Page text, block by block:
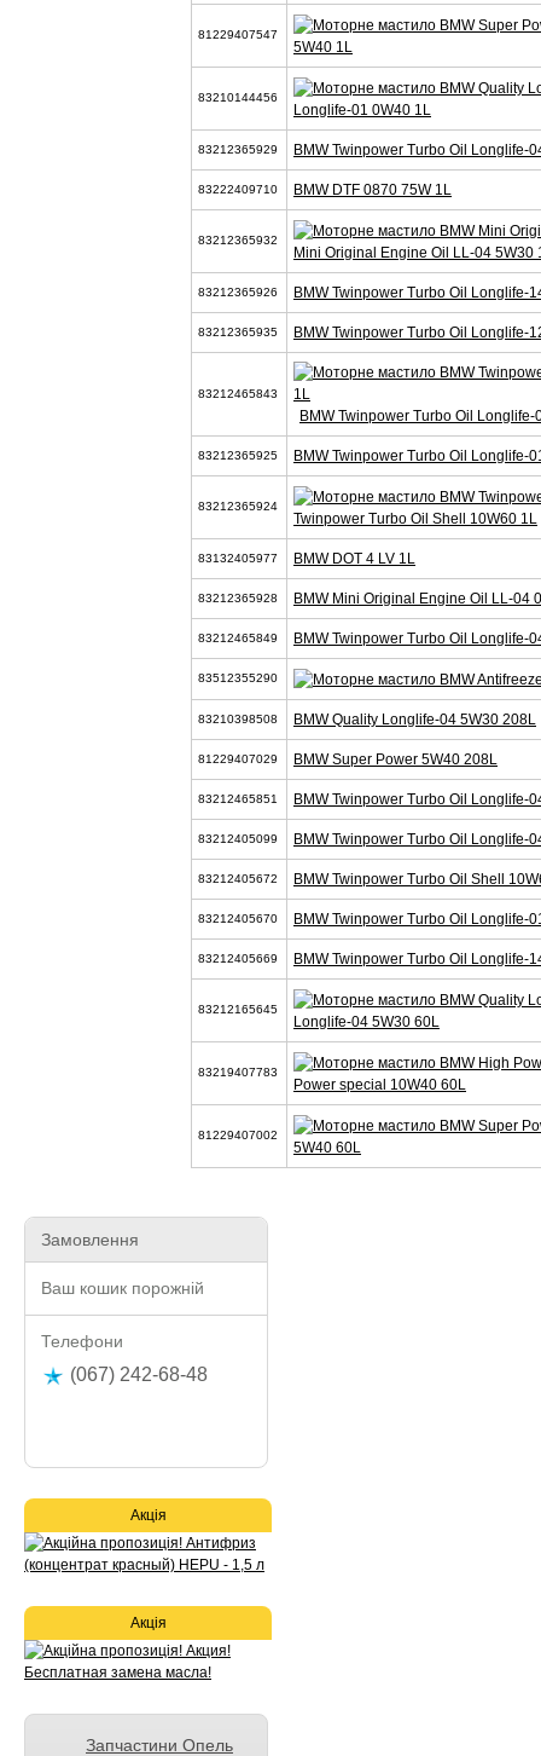
81229407547
5W40 1L
83210144456
Longlife-01 0W40 1L
83212365929 BMW Twinpower Turbo Oil Longlife-
83222409710 BMW DTF 0870 75W 1L
83212365932
Mini Original Engine Oil LL-04 5W30
83212365926 BMW Twinpower Turbo Oil Longlife-
83212365935 BMW Twinpower Turbo Oil Longlife-
83212465843
BMW Twinpower Turbo Oil
83212365925 BMW Twinpower Turbo Oil Longlife-
83212365924
Twinpower Turbo Oil Shell 10W60 1L
83132405977 BMW DOT 4 LV 1L
83212365928 BMW Mini Original Engine Oil LL-04
83212465849 BMW Twinpower Turbo Oil Longlife-
83512355290
83210398508 BMW Quality Longlife-04 5W30 208L
81229407029 BMW Super Power 5W40 208L
83212465851 BMW Twinpower Turbo Oil Longlife-
83212405099 BMW Twinpower Turbo Oil Longlife-
83212405672 BMW Twinpower Turbo Oil Shell
83212405670 BMW Twinpower Turbo Oil Longlife-
83212405669 BMW Twinpower Turbo Oil Longlife-
83212165645
Longlife-04 5W30 60L
83219407783
Power special 10W40 60L
81229407002
5W40 60L
Замовлення
Ваш кошик порожній
Телефони
(067) 242-68-48
Акція
Акція
Запчастини Опель